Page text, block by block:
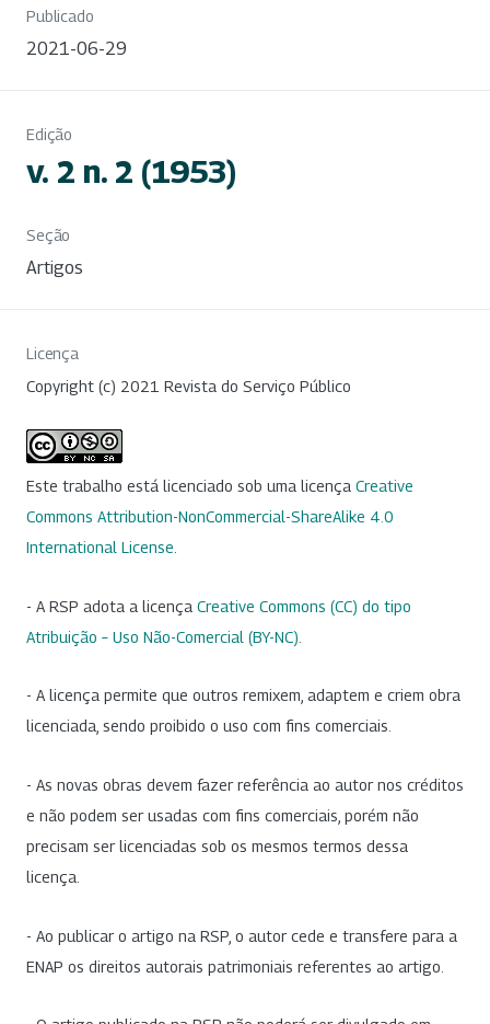
Publicado
2021-06-29
Edição
v. 2 n. 2 (1953)
Seção
Artigos
Licença
Copyright (c) 2021 Revista do Serviço Público
Este trabalho está licenciado sob uma licença Creative
Commons Attribution-NonCommercial-ShareAlike 4.0
International License
- A RSP adota a licença Creative Commons (CC) do tipo
Atribuição – Uso Não-Comercial (BY-NC)
- A licença permite que outros remixem, adaptem e criem obra
licenciada, sendo proibido o uso com fins comerciais.
- As novas obras devem fazer referência ao autor nos créditos
e não podem ser usadas com fins comerciais, porém não
precisam ser licenciadas sob os mesmos termos dessa
licença.
- Ao publicar o artigo na RSP, o autor cede e transfere para a
ENAP os direitos autorais patrimoniais referentes ao artigo.